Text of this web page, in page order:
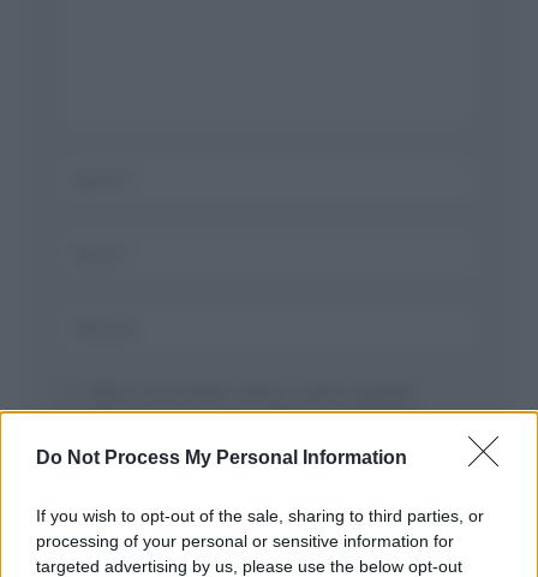
Do Not Process My Personal Information
If you wish to opt-out of the sale, sharing to third parties, or
processing of your personal or sensitive information for
targeted advertising by us, please use the below opt-out
browser per la prossima volta che commento.